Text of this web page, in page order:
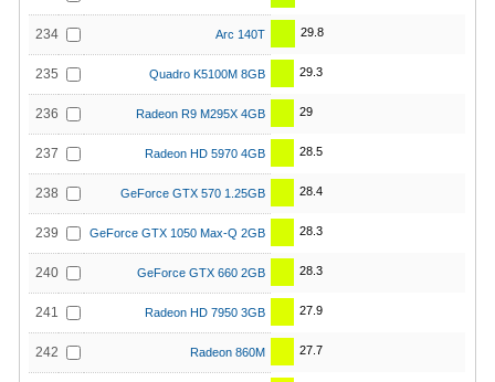
234 Arc 140T 29.8
235 Quadro K5100M 8GB 29.3
236 Radeon R9 M295X 4GB 29
237 Radeon HD 5970 4GB 28.5
238 GeForce GTX 570 1.25GB 28.4
239 GeForce GTX 1050 Max-Q 2GB 28.3
240 GeForce GTX 660 2GB 28.3
241 Radeon HD 7950 3GB 27.9
242 Radeon 860M 27.7